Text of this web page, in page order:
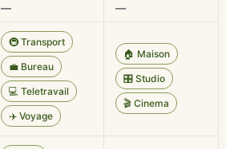
— —
🚇 Transport
💼 Bureau
💻 Teletravail
✈️ Voyage
🏠 Maison
🎛️ Studio
🎬 Cinema